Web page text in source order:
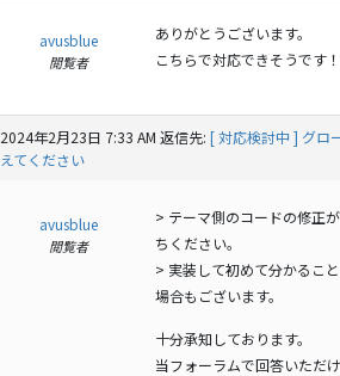
avusblue
閲覧者
ありがとうございます。
こちらで対応できそうです！
2024年2月23日 7:33 AM 返信先: [ 対応検討中 ] グロ
えてください
avusblue
閲覧者
> テーマ側のコードの修正
ちください。
> 実装して初めて分かるこ
場合もございます。
十分承知しております。
当フォーラムで回答いただ